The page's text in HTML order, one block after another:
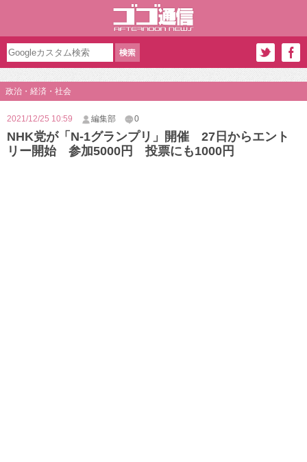
政治・経済・社会
2021/12/25 10:59 編集部 0
NHK党が「N-1グランプリ」開催 27日からエント
リー開始 参加5000円 投票にも1000円